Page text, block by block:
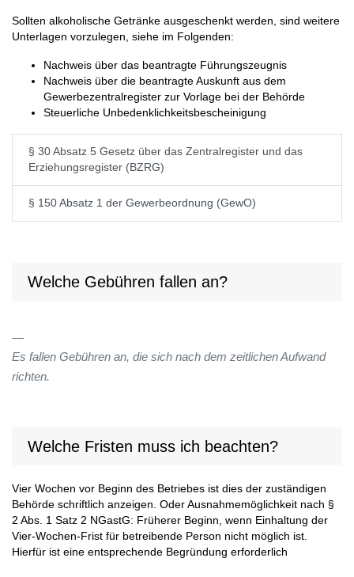
Sollten alkoholische Getränke ausgeschenkt werden, sind weitere
Unterlagen vorzulegen, siehe im Folgenden:
Nachweis über das beantragte Führungszeugnis
Nachweis über die beantragte Auskunft aus dem
Gewerbezentralregister zur Vorlage bei der Behörde
Steuerliche Unbedenklichkeitsbescheinigung
§ 30 Absatz 5 Gesetz über das Zentralregister und das
Erziehungsregister (BZRG)
§ 150 Absatz 1 der Gewerbeordnung (GewO)
Welche Gebühren fallen an?
Es fallen Gebühren an, die sich nach dem zeitlichen Aufwand
richten.
Welche Fristen muss ich beachten?
Vier Wochen vor Beginn des Betriebes ist dies der zuständigen
Behörde schriftlich anzeigen. Oder Ausnahmemöglichkeit nach §
2 Abs. 1 Satz 2 NGastG: Früherer Beginn, wenn Einhaltung der
Vier-Wochen-Frist für betreibende Person nicht möglich ist.
Hierfür ist eine entsprechende Begründung erforderlich